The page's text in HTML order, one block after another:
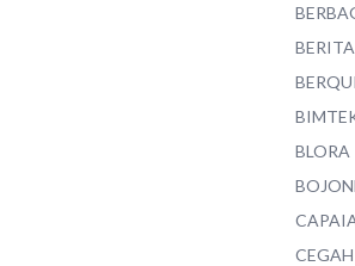
BERITA
BLORA